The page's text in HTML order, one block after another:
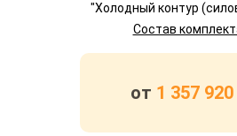
"Холодный контур
Состав
от 1 357 920